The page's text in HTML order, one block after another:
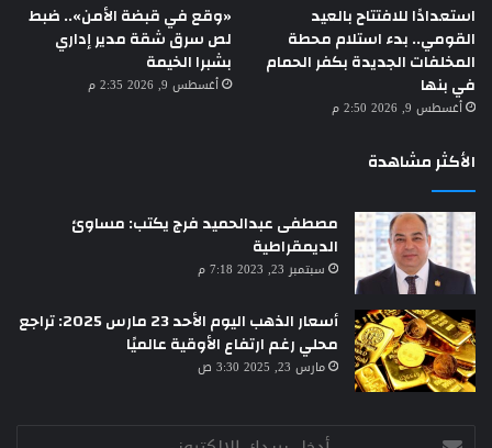
استعدادًا للافتتاح بالعيد
القومي.. بدء استلام محطة
المخلفات الجديدة بكفر الحمام
في بنها
أغسطس 9, 2026 2:50 م
«وقع في قبضة الأمن».. ضبط
لص سرق شقة مدير إداري
بشبرا الخيمة
أغسطس 9, 2026 2:35 م
الأكثر مشاهدة
مصطفى عبدالحميد فرج يكتب: مساوئ
الديمقراطية
سبتمبر 23, 2023 7:18 م
أسعار الذهب اليوم الأحد 23 مارس 2025: تراجع
محلي رغم ارتفاع الأوقية عالميًا
مارس 23, 2025 3:30 ص
أدخل